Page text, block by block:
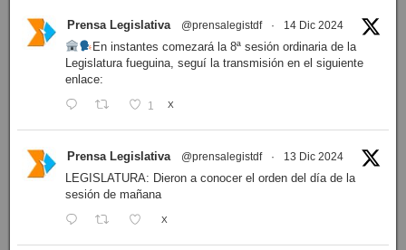
Prensa Legislativa @prensalegistdf · 14 Dic 2024
En instantes comezará la 8ª sesión ordinaria de la
Legislatura fueguina, seguí la transmisión en el siguiente
enlace:
1 X
Prensa Legislativa @prensalegistdf · 13 Dic 2024
LEGISLATURA: Dieron a conocer el orden del día de la
sesión de mañana
X